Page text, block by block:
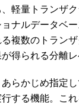
軽量トランザ
ナルデータベ
る複数のトラン
得られる分離
らかじめ指定
する機能。こ